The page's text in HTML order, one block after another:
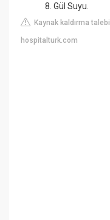
8. Gül Suyu.
Kaynak kaldırma talebi
hospitalturk.com